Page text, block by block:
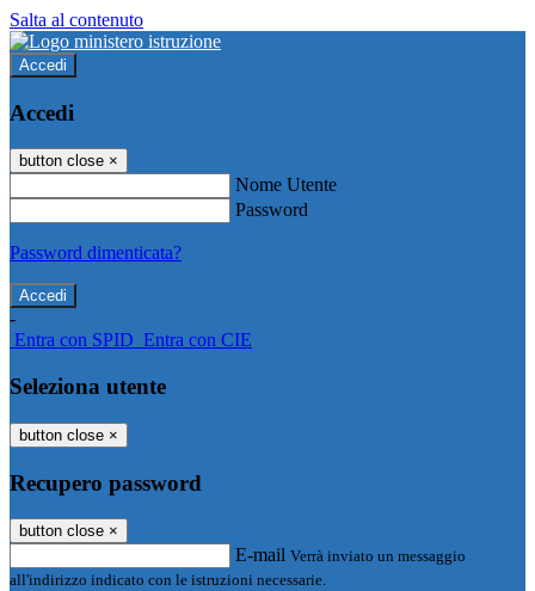
Salta al contenuto
Accedi
Accedi
button close ×
Nome Utente
Password
Password dimenticata?
-
Entra con SPID Entra con CIE
Seleziona utente
button close ×
Recupero password
button close ×
E-mail Verrà inviato un messaggio
all'indirizzo indicato con le istruzioni necessarie.